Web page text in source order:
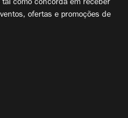
tal como concorda em receber
ofertas e promoções de